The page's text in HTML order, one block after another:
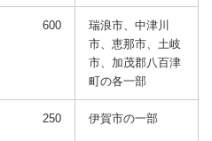
600
瑞浪市、中津川
市、恵那市、土岐
市、加茂郡八百津
町の各一部
250 伊賀市の一部